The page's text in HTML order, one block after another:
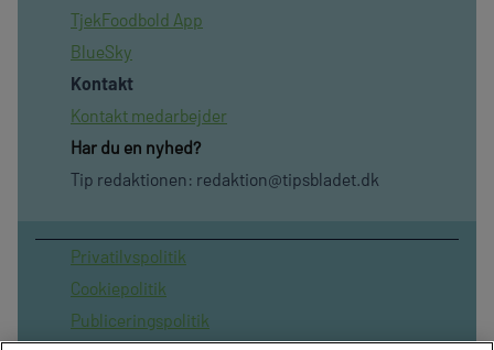
TjekFoodbold App
BlueSky
Kontakt
Kontakt medarbejder
Har du en nyhed?
Tip redaktionen: redaktion@tipsbladet.dk
Privatilvspolitik
Cookiepolitik
Publiceringspolitik